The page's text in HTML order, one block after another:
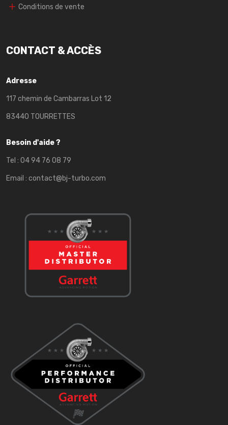
Conditions de vente
CONTACT & ACCÈS
Adresse
117 chemin de Cambarras Lot 12
83440 TOURRETTES
Besoin d'aide ?
Tel : 04 94 76 08 79
Email : contact@bj-turbo.com